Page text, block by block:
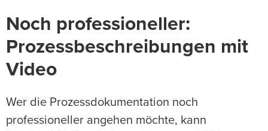
Noch professioneller:
Prozessbeschreibungen mit
Video
Wer die Prozessdokumentation noch
professioneller angehen möchte, kann